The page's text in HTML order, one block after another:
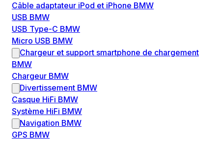
Câble adaptateur iPod et iPhone BMW
USB BMW
USB Type-C BMW
Micro USB BMW
Chargeur et support smartphone de chargement
BMW
Chargeur BMW
Divertissement BMW
Casque HiFi BMW
Système HiFi BMW
Navigation BMW
GPS BMW